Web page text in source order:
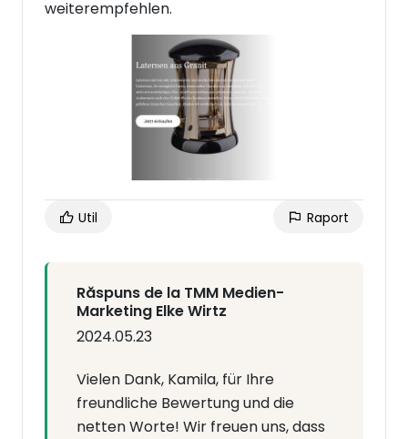
weiterempfehlen.
Util Raport
Răspuns de la TMM Medien-
Marketing Elke Wirtz
2024.05.23
Vielen Dank, Kamila, für Ihre
freundliche Bewertung und die
netten Worte! Wir freuen uns, dass